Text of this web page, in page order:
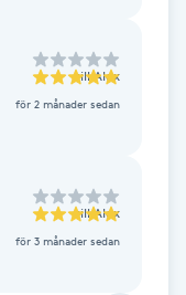
till Alex
för 2 månader sedan
till Alex
för 3 månader sedan